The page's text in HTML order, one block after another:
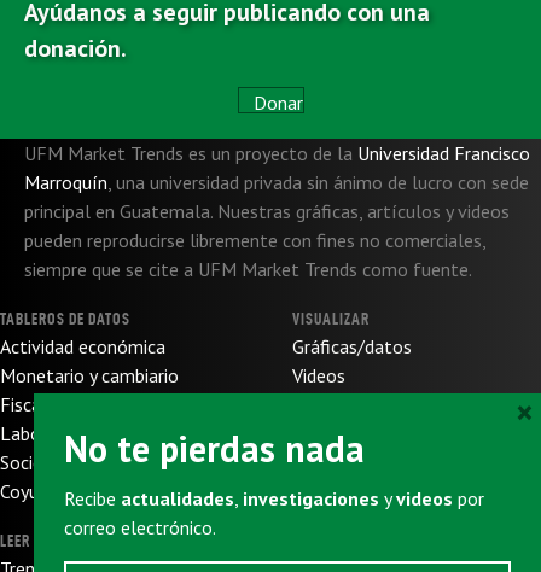
Ayúdanos a seguir publicando con una
donación.
Donar
UFM Market Trends es un proyecto de la Universidad Francisco
Marroquín una universidad privada sin ánimo de lucro con sede
principal en Guatemala. Nuestras gráficas, artículos y videos
pueden reproducirse libremente con fines no comerciales,
siempre que se cite a UFM Market Trends como fuente.
TABLEROS DE DATOS
Actividad económica
Monetario y cambiario
Fiscal y de presupuesto
Laboral
Socioeconómico
Coyuntura internacional
LEER
VISUALIZAR
Gráficas/datos
Videos
Sobre nosotros
Donaciones
SUSCRIBIRSE
No te pierdas nada
Recibe actualidades, investigaciones yvideos por
correo electrónico.
×